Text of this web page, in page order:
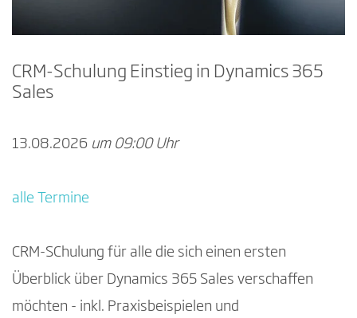
CRM-Schulung Einstieg in Dynamics 365
Sales
13.08.2026 um 09:00 Uhr
alle Termine
CRM-SChulung für alle die sich einen ersten
Überblick über Dynamics 365 Sales verschaffen
möchten - inkl. Praxisbeispielen und